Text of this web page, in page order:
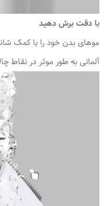
با دقت برش دهید
موهای بدن خود را با کمک
آلمانی به طور موثر در نقاط